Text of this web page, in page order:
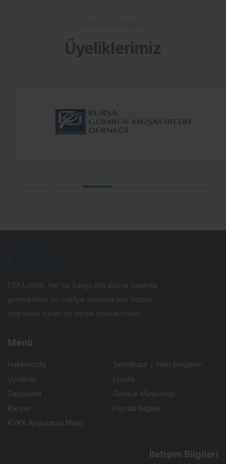
Üyeliklerimiz
ESA Lojistik, her tür kargo için dünya çapında
gümrükleme ve nakliye alanında tam hizmet
yelpazesi sunan bir lojistik operatörüdür.
Menü
Hakkımızda
Sertifikalar / Yetki Belgeleri
Üyelikler
Lojistik
Depolama
Gümrük Müşavirliği
Kariyer
Faydalı Bilgiler
KVKK Aydınlatma Metni
İletişim Bilgileri